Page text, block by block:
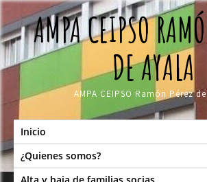
Skip
to
contentAMPA CEIPSO
DE AYALA
AMPA CEIPSO Ramón Pérez
Inicio
¿Quienes somos?